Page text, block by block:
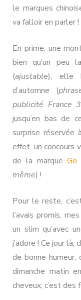
le marques
va falloir en parler !
En prime, une
bien qu’un peu
(ajustable), elle
d’automne (
publicité France 3
jusqu’en bas de
surprise réservée
effet, un concours
de la marqueGo
même) !
Pour le reste,
l’avais promis,
un slim qu’avec
j’adore ! Ce jour
de bonne
dimanche matin
cheveux, c’est des